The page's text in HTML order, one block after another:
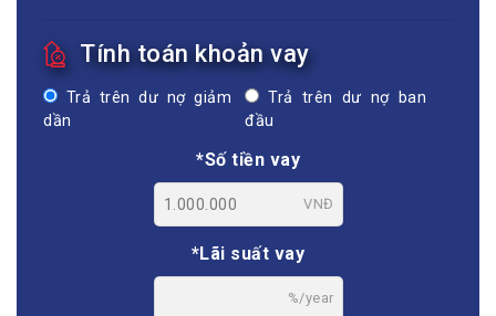
Tính toán khoản vay
Trả trên dư nợ giảm
dần
Trả trên dư nợ ban
đầu
*Số tiền vay
VNĐ
*Lãi suất vay
%/year